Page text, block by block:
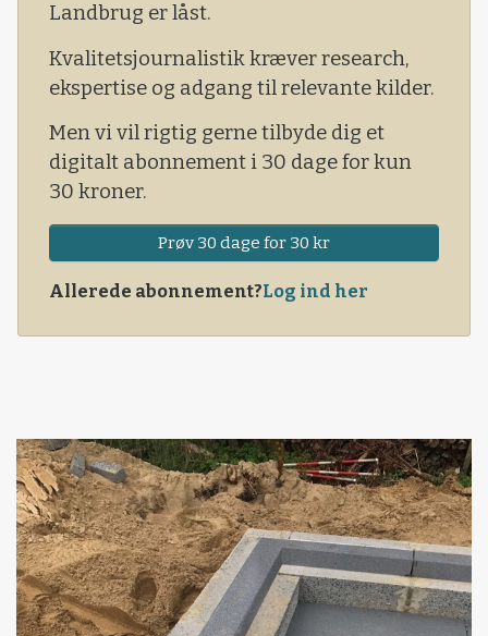
Landbrug er låst.
Kvalitetsjournalistik kræver research,
ekspertise og adgang til relevante kilder.
Men vi vil rigtig gerne tilbyde dig et
digitalt abonnement i 30 dage for kun
30 kroner.
Prøv 30 dage for 30 kr
Allerede abonnement?Log ind her